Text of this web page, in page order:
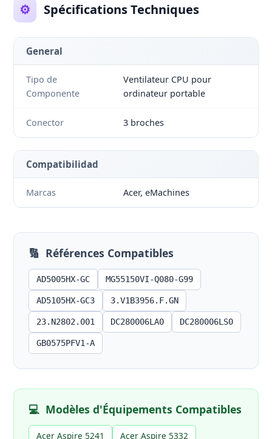
⚙️ Spécifications Techniques
General
Tipo de
Componente
Ventilateur CPU pour
ordinateur portable
Conector 3 broches
Compatibilidad
Marcas Acer, eMachines
🔢 Références Compatibles
AD5005HX-GC MG55150VI-Q080-G99
AD5105HX-GC3 3.V1B3956.F.GN
23.N2802.001 DC280006LA0 DC280006LS0
GB0575PFV1-A
💻 Modèles d'Équipements Compatibles
Acer Aspire 5241
Acer Aspire 5332